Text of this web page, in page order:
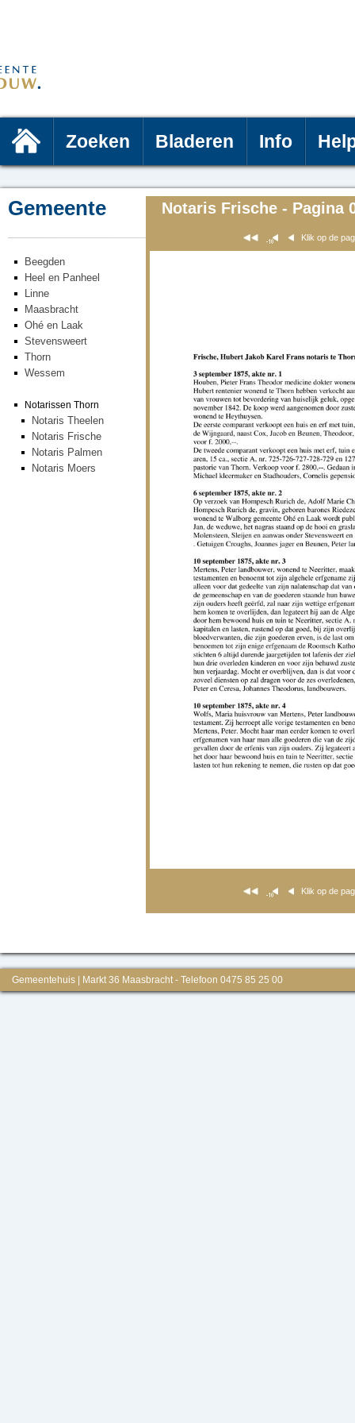
Zoeken Bladeren Info
Gemeente
Beegden
Heel en Panheel
Linne
Maasbracht
Ohé en Laak
Stevensweert
Thorn
Wessem
Notarissen Thorn
Notaris Theelen
Notaris Frische
Notaris Palmen
Notaris Moers
Notaris Frische - Pagina
Klik op de
Klik op de
Gemeentehuis | Markt 36 Maasbracht - Telefoon 0475 85 25 00